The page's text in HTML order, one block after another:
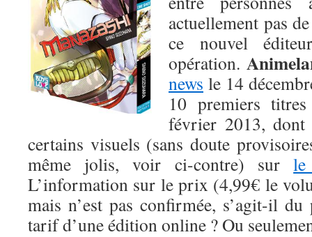
actuellement pas
ce nouvel
opération.
news le 14
10 premiers
février 2013,
certains visuels (sans doute
même jolis, voir ci-contre) sur
L’information sur le prix (4,99€ le
mais n’est pas confirmée, s’agit-il
tarif d’une édition online ? Ou